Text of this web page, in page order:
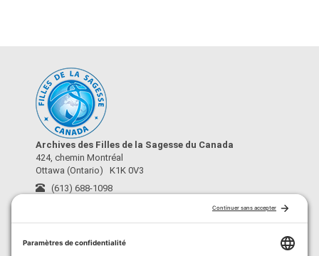
Archives des Filles de la Sagesse du Canada
424, chemin Montréal
Ottawa (Ontario) K1K 0V3
(613) 688-1098
›À propos